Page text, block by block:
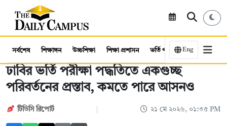
সর্বশেষ শিক্ষাঙ্গন উচ্চশিক্ষা শিক্ষা প্রশাসন ভর্তি পরীক্ষা কর্মসংস্থান
Eng
ঢাবির ভর্তি পরীক্ষা পদ্ধতিতে একগুচ্ছ
পরিবর্তনের প্রস্তাব, কমতে পারে আসনও
টিডিসি রিপোর্ট ২১ মে ২০২৬, ০১:৩৫ PM